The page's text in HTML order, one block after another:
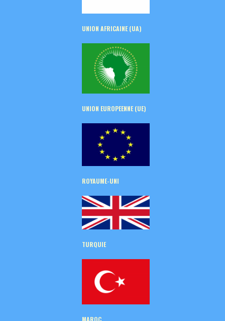
UNION AFRICAINE (UA)
UNION EUROPEENNE (UE)
ROYAUME-UNI
TURQUIE
MAROC